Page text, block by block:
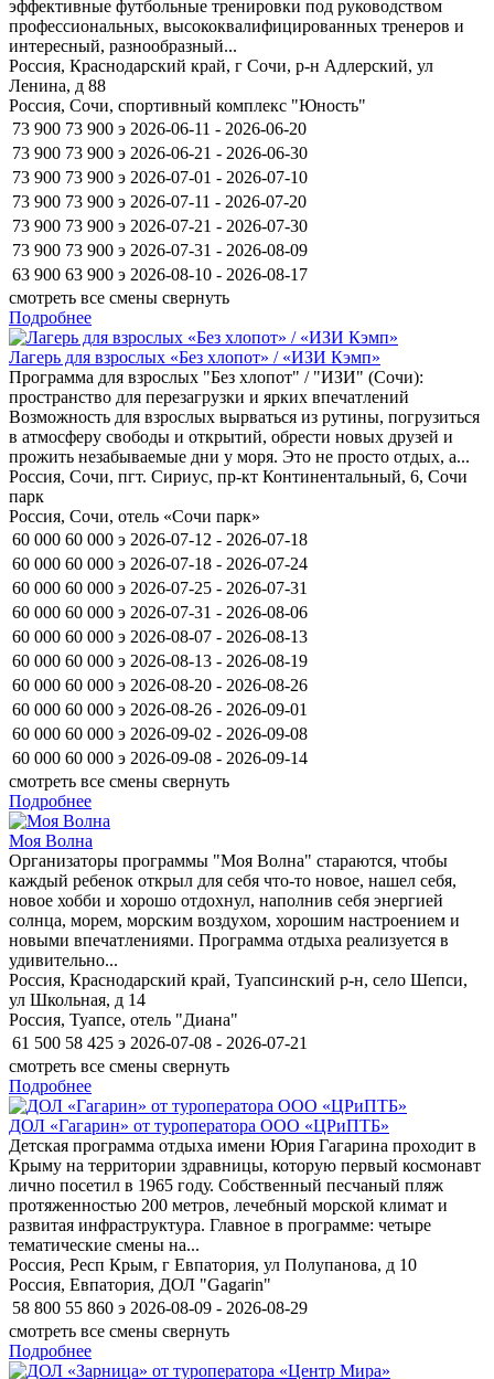
эффективные футбольные тренировки под руководством
профессиональных, высококвалифицированных тренеров и
интересный, разнообразный...
Россия, Краснодарский край, г Сочи, р-н Адлерский, ул
Ленина, д 88
Россия, Сочи, спортивный комплекс "Юность"
73 900 73 900 э 2026-06-11 - 2026-06-20
73 900 73 900 э 2026-06-21 - 2026-06-30
73 900 73 900 э 2026-07-01 - 2026-07-10
73 900 73 900 э 2026-07-11 - 2026-07-20
73 900 73 900 э 2026-07-21 - 2026-07-30
73 900 73 900 э 2026-07-31 - 2026-08-09
63 900 63 900 э 2026-08-10 - 2026-08-17
смотреть все смены свернуть
Подробнее
Лагерь для взрослых «Без хлопот» / «ИЗИ Кэмп»
Программа для взрослых "Без хлопот" / "ИЗИ" (Сочи):
пространство для перезагрузки и ярких впечатлений
Возможность для взрослых вырваться из рутины, погрузиться
в атмосферу свободы и открытий, обрести новых друзей и
прожить незабываемые дни у моря. Это не просто отдых, а...
Россия, Сочи, пгт. Сириус, пр-кт Континентальный, 6, Сочи
парк
Россия, Сочи, отель «Сочи парк»
60 000 60 000 э 2026-07-12 - 2026-07-18
60 000 60 000 э 2026-07-18 - 2026-07-24
60 000 60 000 э 2026-07-25 - 2026-07-31
60 000 60 000 э 2026-07-31 - 2026-08-06
60 000 60 000 э 2026-08-07 - 2026-08-13
60 000 60 000 э 2026-08-13 - 2026-08-19
60 000 60 000 э 2026-08-20 - 2026-08-26
60 000 60 000 э 2026-08-26 - 2026-09-01
60 000 60 000 э 2026-09-02 - 2026-09-08
60 000 60 000 э 2026-09-08 - 2026-09-14
смотреть все смены свернуть
Подробнее
Моя Волна
Организаторы программы "Моя Волна" стараются, чтобы
каждый ребенок открыл для себя что-то новое, нашел себя,
новое хобби и хорошо отдохнул, наполнив себя энергией
солнца, морем, морским воздухом, хорошим настроением и
новыми впечатлениями. Программа отдыха реализуется в
удивительно...
Россия, Краснодарский край, Туапсинский р-н, село Шепси,
ул Школьная, д 14
Россия, Туапсе, отель "Диана"
61 500 58 425 э 2026-07-08 - 2026-07-21
смотреть все смены свернуть
Подробнее
ДОЛ «Гагарин» от туроператора ООО «ЦРиПТБ»
Детская программа отдыха имени Юрия Гагарина проходит в
Крыму на территории здравницы, которую первый космонавт
лично посетил в 1965 году. Собственный песчаный пляж
протяженностью 200 метров, лечебный морской климат и
развитая инфраструктура. Главное в программе: четыре
тематические смены на...
Россия, Респ Крым, г Евпатория, ул Полупанова, д 10
Россия, Евпатория, ДОЛ "Gagarin"
58 800 55 860 э 2026-08-09 - 2026-08-29
смотреть все смены свернуть
Подробнее